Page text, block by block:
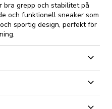
bra grepp och stabilitet på
och funktionell sneaker som
sportig design, perfekt för